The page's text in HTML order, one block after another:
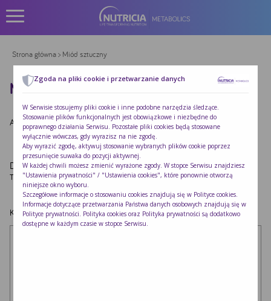
Strona główna> Miód sztuczny
MIÓD SZTUCZNY
Autor:Redakcja Nutricia|Opublikowano:2022-10-24
Dodaj komentarz
Twój adres e-mail nie zostanie opublikowany.Wymagane pola są oznaczone
Komentarz*
Zgoda na pliki cookie i przetwarzanie danych
W Serwisie stosujemy pliki cookie i inne podobne narzędzia śledzące.
Stosowanie plików funkcjonalnych jest obowiązkowe i niezbędne do
poprawnego działania Serwisu. Pozostałe pliki cookies będą stosowane
wyłącznie wówczas, gdy wyrazisz na nie zgodę.
Aby wyrazić zgodę, aktywuj stosowanie wybranych plików cookie poprzez
przesunięcie suwaka do pozycji aktywnej.
W każdej chwili możesz zmienić wyrażone zgody. W stopce Serwisu znajdziesz
"Ustawienia prywatności" / "Ustawienia cookies", które ponownie otworzą
niniejsze okno wyboru.
Szczegółowe informacje o stosowaniu cookies znajdują się w Polityce cookies
Informacje dotyczące przetwarzania Państwa danych osobowych znajdują się w
Polityce prywatności . Polityka cookies oraz Polityka prywatności są dodatkowo
dostępne w każdym czasie w stopce Serwisu.